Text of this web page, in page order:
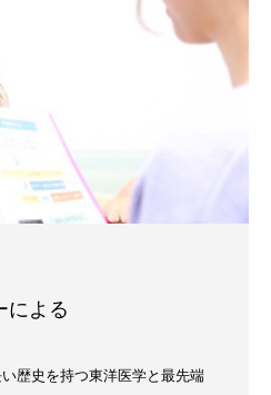
による
歴史を持つ東洋医学と最先端